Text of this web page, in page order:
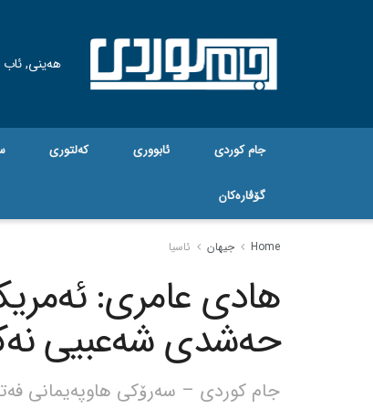
هه‌ینی, ئاب 7, 2026
جام کوردی ئابووری کەلتوری
گۆڤاره‌کان
Home جیهان ئاسیا
هادی عامری:
حەشدی شەعبیی
جام کوردی – سەرۆکی هاوپەیمانی